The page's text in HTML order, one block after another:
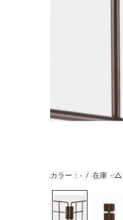
カラー：- / 在庫 -:△